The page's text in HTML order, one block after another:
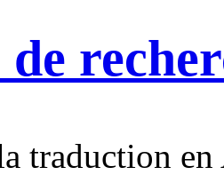
de
traduction